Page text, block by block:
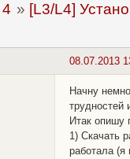
» [L3/L4]
08.07.2013
Начну
трудностей
Итак опишу
1) Скачать
работала (я